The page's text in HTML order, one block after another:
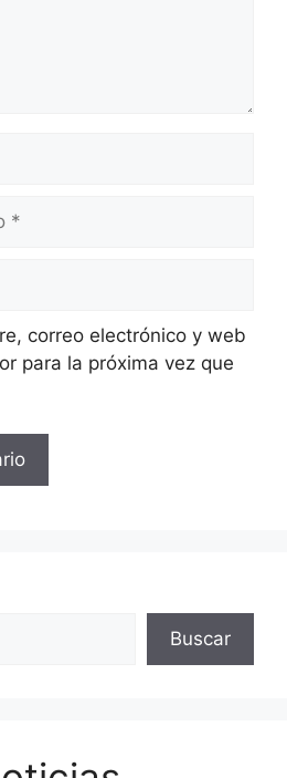
correo electrónico y web
para la próxima vez que
Buscar